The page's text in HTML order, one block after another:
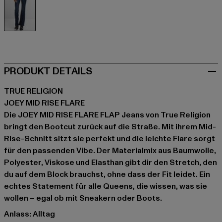
PRODUKT DETAILS
TRUE RELIGION
JOEY MID RISE FLARE
Die JOEY MID RISE FLARE FLAP Jeans von True Religion
bringt den Bootcut zurück auf die Straße. Mit ihrem Mid-
Rise-Schnitt sitzt sie perfekt und die leichte Flare sorgt
für den passenden Vibe. Der Materialmix aus Baumwolle,
Polyester, Viskose und Elasthan gibt dir den Stretch, den
du auf dem Block brauchst, ohne dass der Fit leidet. Ein
echtes Statement für alle Queens, die wissen, was sie
wollen – egal ob mit Sneakern oder Boots.
Anlass: Alltag